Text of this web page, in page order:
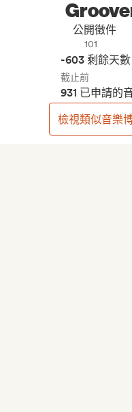
公開徵件
101
-603 剩餘天數
截止前
931 已申請的
檢視類似音樂